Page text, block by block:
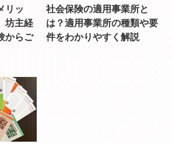
リッ
坊主経
からご
社会保険の適用事業所と
は？適用事業所の種類や要
件をわかりやすく解説